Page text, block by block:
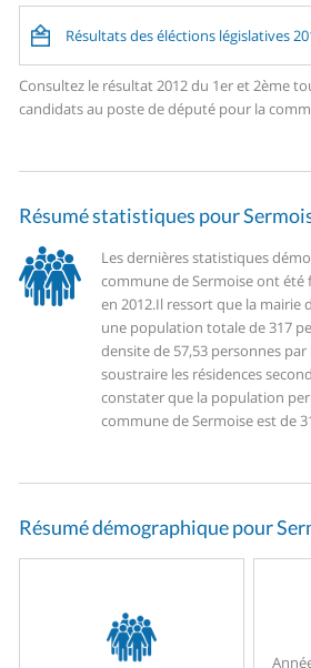
Résultats des éléctions législatives
Consultez le résultat 2012 du 1er et 2ème
candidats au poste de député pour la
Résumé statistiques pour
Les dernières statistiques
commune de Sermoise ont été
en 2012.Il ressort que la mairie
une population totale de 317
densite de 57,53 personnes par
soustraire les résidences
constater que la population
commune de Sermoise est de
Résumé démographique pour